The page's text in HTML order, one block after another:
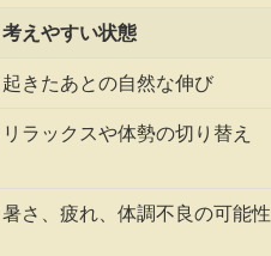
考えやすい状態
起きたあとの自然な伸び
リラックスや体勢の切り替え
暑さ、疲れ、体調不良の可能性